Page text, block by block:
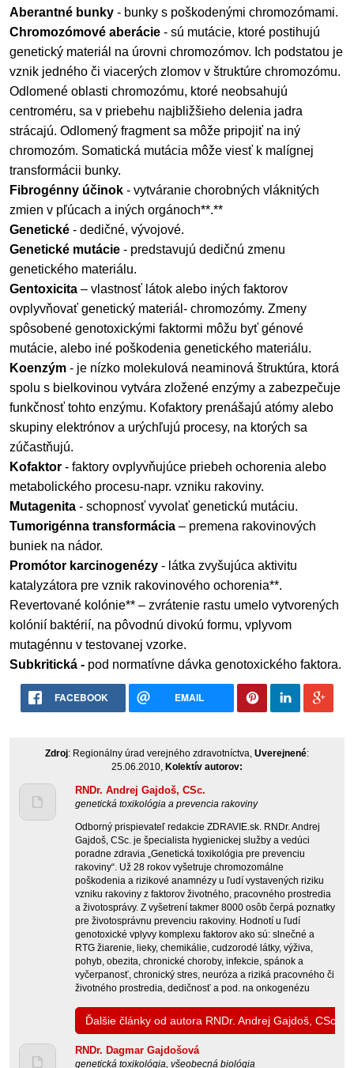
Aberantné bunky - bunky s poškodenými chromozómami.
Chromozómové aberácie - sú mutácie, ktoré postihujú
genetický materiál na úrovni chromozómov. Ich podstatou je
vznik jedného či viacerých zlomov v štruktúre chromozómu.
Odlomené oblasti chromozómu, ktoré neobsahujú
centroméru, sa v priebehu najbližšieho delenia jadra
strácajú. Odlomený fragment sa môže pripojiť na iný
chromozóm. Somatická mutácia môže viesť k malígnej
transformácii bunky.
Fibrogénny účinok - vytváranie chorobných vláknitých
zmien v pľúcach a iných orgánoch**.**
Genetické - dedičné, vývojové.
Genetické mutácie - predstavujú dedičnú zmenu
genetického materiálu.
Gentoxicita – vlastnosť látok alebo iných faktorov
ovplyvňovať genetický materiál- chromozómy. Zmeny
spôsobené genotoxickými faktormi môžu byť génové
mutácie, alebo iné poškodenia genetického materiálu.
Koenzým - je nízko molekulová neaminová štruktúra, ktorá
spolu s bielkovinou vytvára zložené enzýmy a zabezpečuje
funkčnosť tohto enzýmu. Kofaktory prenášajú atómy alebo
skupiny elektrónov a urýchľujú procesy, na ktorých sa
zúčastňujú.
Kofaktor - faktory ovplyvňujúce priebeh ochorenia alebo
metabolického procesu-napr. vzniku rakoviny.
Mutagenita - schopnosť vyvolať genetickú mutáciu.
Tumorigénna transformácia – premena rakovinových
buniek na nádor.
Promótor karcinogenézy - látka zvyšujúca aktivitu
katalyzátora pre vznik rakovinového ochorenia**.
Revertované kolónie** – zvrátenie rastu umelo vytvorených
kolónií baktérií, na pôvodnú divokú formu, vplyvom
mutagénnu v testovanej vzorke.
Subkritická - pod normatívne dávka genotoxického faktora.
FACEBOOK EMAIL
Zdroj: Regionálny úrad verejného zdravotníctva, Uverejnené:
25.06.2010, Kolektív autorov:
RNDr. Andrej Gajdoš, CSc.
genetická toxikológia a prevencia rakoviny
Odborný prispievateľ redakcie ZDRAVIE.sk. RNDr. Andrej
Gajdoš, CSc. je špecialista hygienickej služby a vedúci
poradne zdravia „Genetická toxikológia pre prevenciu
rakoviny“. Už 28 rokov vyšetruje chromozomálne
poškodenia a rizikové anamnézy u ľudí vystavených riziku
vzniku rakoviny z faktorov životného, pracovného prostredia
a životosprávy. Z vyšetrení takmer 8000 osôb čerpá poznatky
pre životosprávnu prevenciu rakoviny. Hodnotí u ľudí
genotoxické vplyvy komplexu faktorov ako sú: slnečné a
RTG žiarenie, lieky, chemikálie, cudzorodé látky, výživa,
pohyb, obezita, chronické choroby, infekcie, spánok a
vyčerpanosť, chronický stres, neuróza a riziká pracovného či
životného prostredia, dedičnosť a pod. na onkogenézu
Ďalšie články od autora RNDr. Andrej Gajdoš, CSc.
RNDr. Dagmar Gajdošová
genetická toxikológia, všeobecná biológia